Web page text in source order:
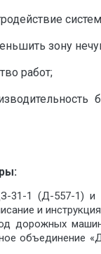
зону
работ;
31-1 (Д-557-1) и
и
дорожных
объединение